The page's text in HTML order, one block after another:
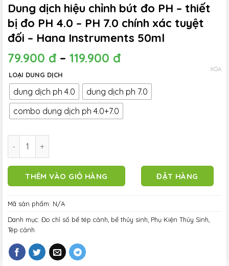
Dung dịch hiệu chỉnh bút đo PH – thiết
bị đo PH 4.0 – PH 7.0 chính xác tuyệt
đối – Hana Instruments 50ml
79.900 đ– 119.900 đ
LOẠI DUNG DỊCH
dung dịch ph 4.0
dung dịch ph 7.0
combo dung dịch ph 4.0+7.0
XÓA
THÊM VÀO GIỎ HÀNG ĐẶT HÀNG
Mã sản phẩm: N/A
Danh mục: Đo chỉ số bể tép cảnh, bể thủy sinh Phụ Kiện Thủy Sinh
Tép cảnh